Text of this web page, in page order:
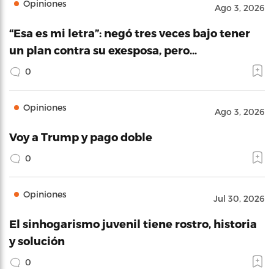
Opiniones Ago 3, 2026
“Esa es mi letra”: negó tres veces bajo tener
un plan contra su exesposa, pero…
0
Opiniones Ago 3, 2026
Voy a Trump y pago doble
0
Opiniones Jul 30, 2026
El sinhogarismo juvenil tiene rostro, historia
y solución
0